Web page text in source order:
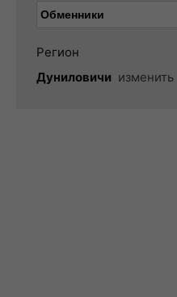
Регион
Дуниловичи изменить